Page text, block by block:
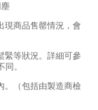
現商品售罄情況，會
緊等狀況。詳細可參
。
。（包括由製造商檢